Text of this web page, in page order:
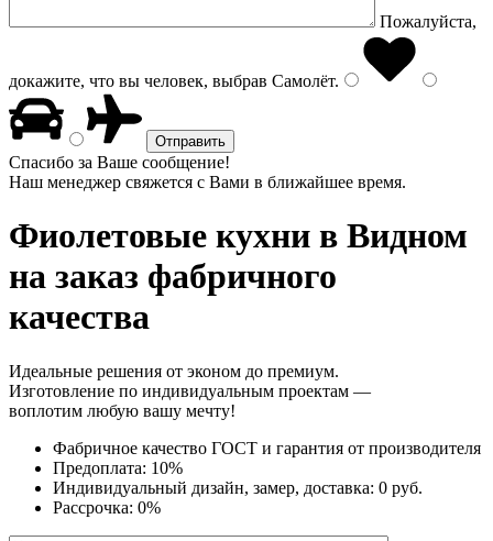
Пожалуйста,
докажите, что вы человек, выбрав Самолёт.
Спасибо за Ваше сообщение!
Наш менеджер свяжется с Вами в ближайшее время.
Фиолетовые кухни в Видном
на заказ фабричного
качества
Идеальные решения от эконом до премиум.
Изготовление по индивидуальным проектам —
воплотим любую вашу мечту!
Фабричное качество ГОСТ и гарантия от производителя
Предоплата: 10%
Индивидуальный дизайн, замер, доставка: 0 руб.
Рассрочка: 0%